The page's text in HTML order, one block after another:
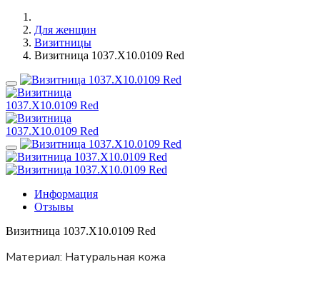
Для женщин
Визитницы
Визитница 1037.X10.0109 Red
Информация
Отзывы
Визитница 1037.X10.0109 Red
Материал: Натуральная кожа